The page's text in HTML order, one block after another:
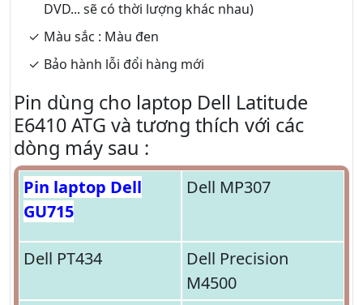
DVD... sẽ có thời lượng khác nhau)
Màu sắc : Màu đen
Bảo hành lỗi đổi hàng mới
Pin dùng cho laptop Dell Latitude
E6410 ATG và tương thích với các
dòng máy sau :
Pin laptop Dell
GU715
Dell MP307
Dell PT434
Dell Precision
M4500